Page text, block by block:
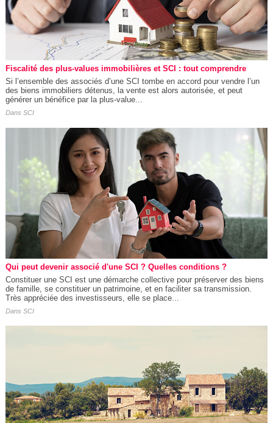
Fiscalité des plus-values immobilières et SCI : tout comprendre
Si l’ensemble des associés d’une SCI tombe en accord pour vendre l’un
des biens immobiliers détenus, la vente est alors autorisée, et peut
générer un bénéfice par la plus-value...
Dans SCI
Qui peut devenir associé d'une SCI ? Quelles conditions ?
Constituer une SCI est une démarche collective pour préserver des biens
de famille, se constituer un patrimoine, et en faciliter sa transmission.
Très appréciée des investisseurs, elle se place...
Dans SCI